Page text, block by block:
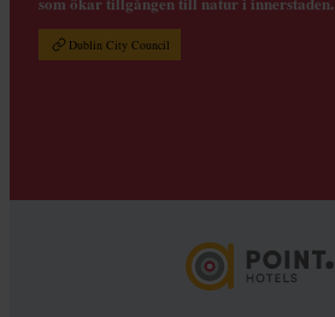
Dublin City Council